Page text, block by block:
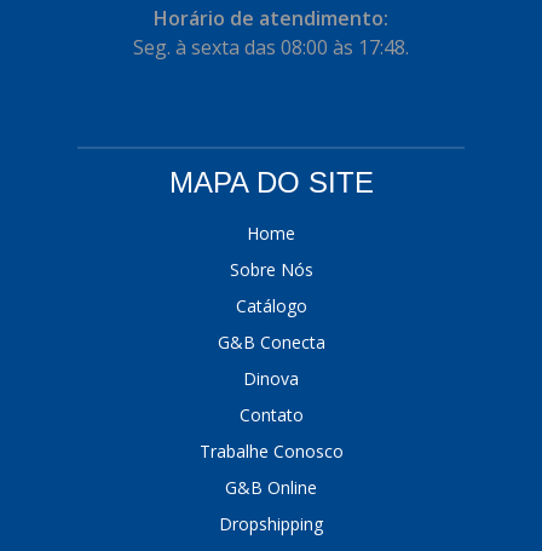
Horário de atendimento:
Seg. à sexta das 08:00 às 17:48.
MAPA DO SITE
Home
Sobre Nós
Catálogo
G&B Conecta
Dinova
Contato
Trabalhe Conosco
G&B Online
Dropshipping